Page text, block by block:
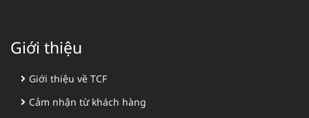
Giới thiệu
Giới thiệu về TCF
Cảm nhận từ khách hàng